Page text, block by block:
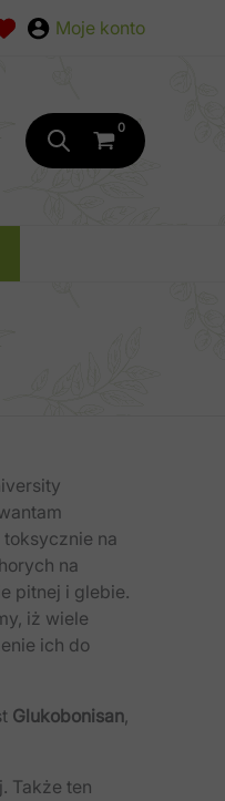
na
na
pitnej i glebie.
iż wiele
ich do
Glukobonisan,
Także ten